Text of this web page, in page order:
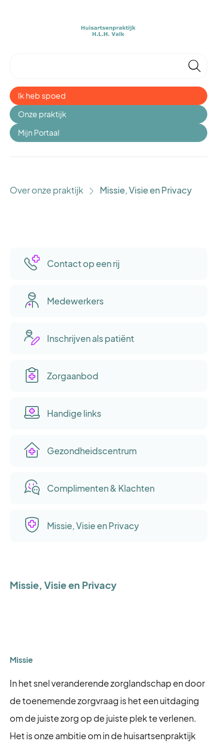
🔎
Onze praktijk
Mijn Portaal
Ik heb spoed
Over onze praktijk › Missie, Visie en Privacy
Contact op een rij
Medewerkers
Inschrijven als patiënt
Zorgaanbod
Handige links
Gezondheidscentrum
Complimenten & Klachten
Missie, Visie en Privacy
Missie, Visie en Privacy
Missie
In het snel veranderende zorglandschap en door
de toenemende zorgvraag is het een uitdaging
om de juiste zorg op de juiste plek te verlenen.
Het is onze ambitie om in de huisartsenpraktijk